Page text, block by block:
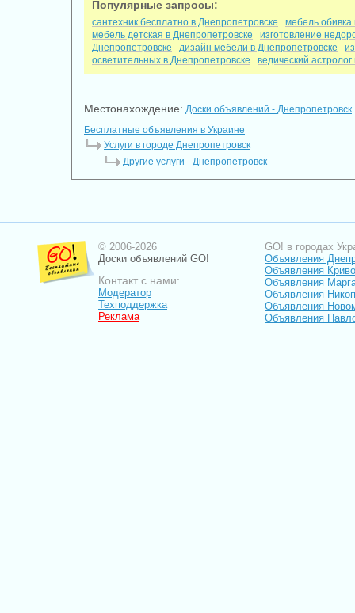
Популярные запросы:
сантехник бесплатно в Днепропетровске
мебель обивка
мебель детская в Днепропетровске
изготовление
Днепропетровске
дизайн мебели в Днепропетровске
осветительных в Днепропетровске
ведический
Местонахождение: Доски объявлений - Днепропетровск
Бесплатные объявления в Украине
Услуги в городе Днепропетровск
Другие услуги - Днепропетровск
© 2006-2026
Доски объявлений GO!
Контакт с нами:
Модератор
Техподдержка
Реклама
GO! в городах
Объявления
Объявления
Объявления
Объявления
Объявления
Объявления